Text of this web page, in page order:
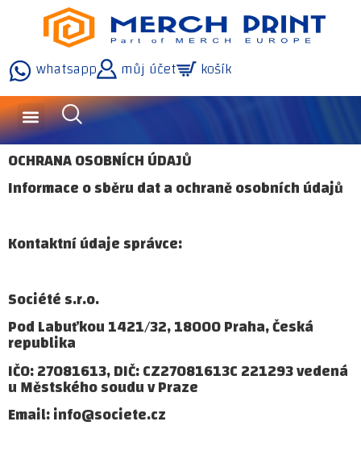
whatsapp můj účet košík
OCHRANA OSOBNÍCH ÚDAJŮ
Informace o sběru dat a ochraně osobních údajů
Kontaktní údaje správce:
Société s.r.o.
Pod Labuťkou 1421/32, 18000 Praha, Česká
republika
IČO: 27081613, DIČ: CZ27081613C 221293 vedená
u Městského soudu v Praze
Email: info@societe.cz